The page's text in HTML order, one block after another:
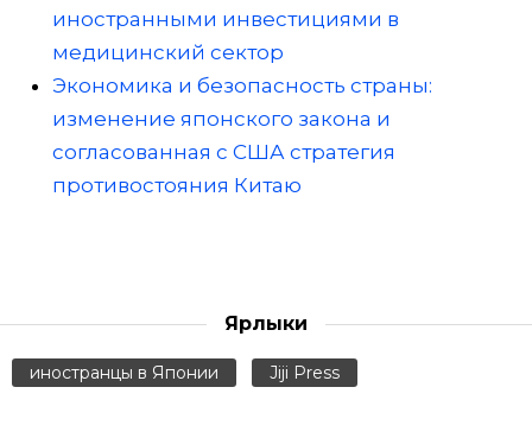
иностранными инвестициями в
медицинский сектор
Экономика и безопасность страны:
изменение японского закона и
согласованная с США стратегия
противостояния Китаю
Ярлыки
иностранцы в Японии Jiji Press